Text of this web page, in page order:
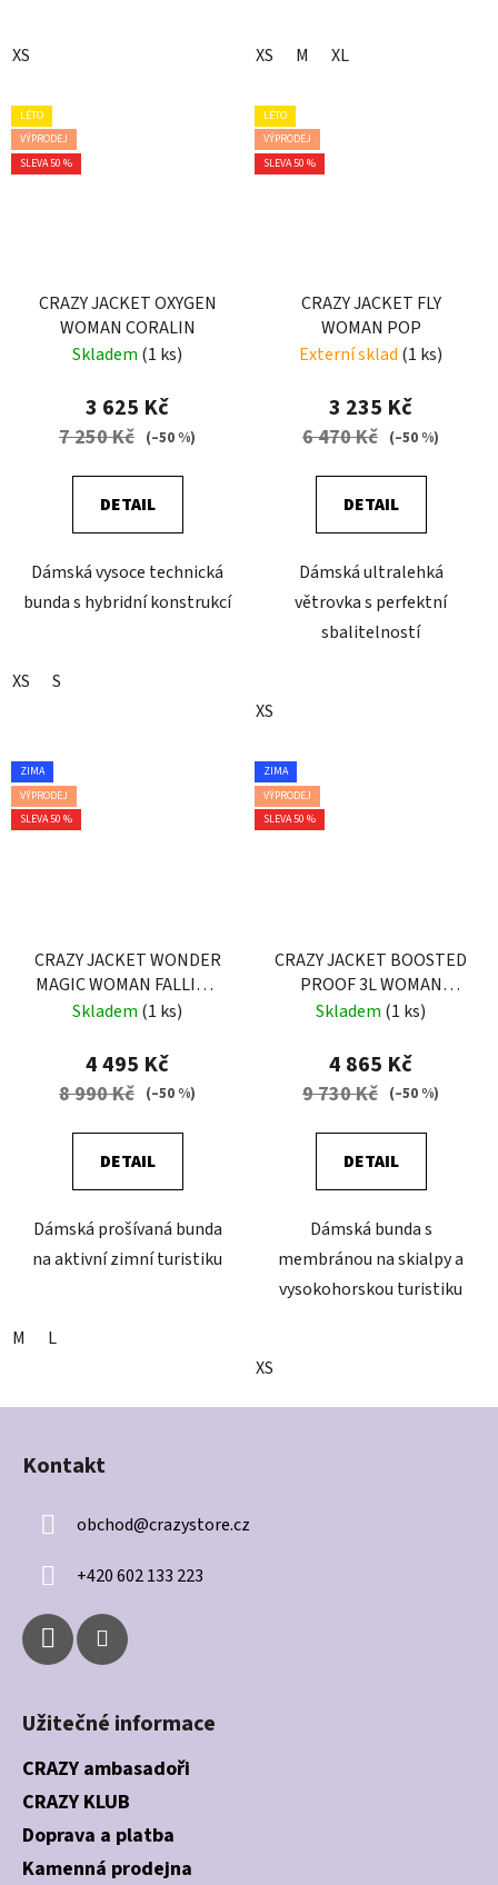
XS XS M XL
LÉTO
VÝPRODEJ
SLEVA 50 %
CRAZY JACKET OXYGEN
WOMAN CORALIN
Skladem (1 ks)
3 625 Kč
7 250 Kč (–50 %)
DETAIL
Dámská vysoce technická
bunda s hybridní konstrukcí
XS S
LÉTO
VÝPRODEJ
SLEVA 50 %
CRAZY JACKET FLY
WOMAN POP
Externí sklad (1 ks)
3 235 Kč
6 470 Kč (–50 %)
DETAIL
Dámská ultralehká
větrovka s perfektní
sbalitelností
XS
ZIMA
VÝPRODEJ
SLEVA 50 %
CRAZY JACKET WONDER
MAGIC WOMAN FALLING
FLOWER
Skladem (1 ks)
4 495 Kč
8 990 Kč (–50 %)
DETAIL
Dámská prošívaná bunda
na aktivní zimní turistiku
M L
ZIMA
VÝPRODEJ
SLEVA 50 %
CRAZY JACKET BOOSTED
PROOF 3L WOMAN
LAMBADA
Skladem (1 ks)
4 865 Kč
9 730 Kč (–50 %)
DETAIL
Dámská bunda s
membránou na skialpy a
vysokohorskou turistiku
XS
Z
Kontakt
obchod@crazystore.cz
+420 602 133 223
Užitečné informace
CRAZY ambasadoři
CRAZY KLUB
Doprava a platba
Kamenná prodejna